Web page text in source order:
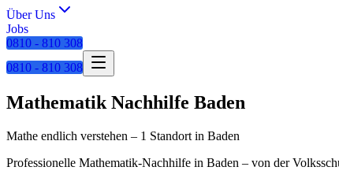
Über Uns
Jobs
0810 - 810 308
0810 - 810 308
Mathematik Nachhilfe Baden
Mathe endlich verstehen – 1 Standort in Baden
Professionelle Mathematik-Nachhilfe in Baden – von der